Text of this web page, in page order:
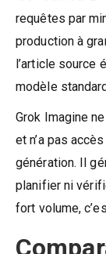
requêtes par
production à
l’article source
modèle
Grok Imagine
et n’a pas
génération. Il
planifier ni
fort volume,